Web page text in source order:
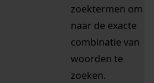
zoektermen om
naar de exacte
combinatie van
woorden te
zoeken.